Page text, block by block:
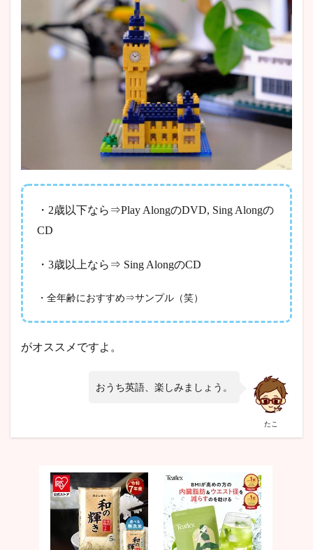
・2歳以下なら⇒Play AlongのDVD, Sing Alongの
CD
・3歳以上なら⇒ Sing AlongのCD
・全年齢におすすめ⇒サンプル（笑）
がオススメですよ。
たこ
おうち英語、楽しみましょう。